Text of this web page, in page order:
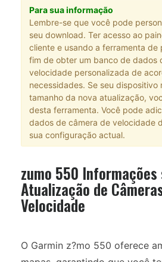
Para sua informação
Lembre-se que você pode
seu download. Ter acesso ao
cliente e usando a ferramenta de
fim de obter um banco de dados
velocidade personalizada de
necessidades. Se seu dispositivo
tamanho da nova atualização,
desta ferramenta. Você pode
dados de câmera de velocidade
sua configuração actual.
zumo 550 Informações
Atualização de
Velocidade
O Garmin z?mo 550 oferece